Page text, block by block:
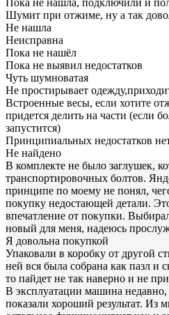
Шумит при отжиме, ну а так
Не нашла
Неисправна
Пока не нашёл
Пока не выявил недостатков
Чуть шумноватая
Не простирывает
Встроенные весы, если хотите
придется делить на части (если
запустится)
Принципиальных недостатков
Не найдено
В комплекте не было заглушек,
транспортировочных болтов.
принципе по моему не понял,
покупку недостающей детали.
впечатление от покупки.
новый для меня, надеюсь
Я довольна покупкой
Упаковали в коробку от другой
ней вся была собрана как пазл и
то пайдет не так наверно и не
В эксплуатации машина недавно,
показали хороший результат. Из